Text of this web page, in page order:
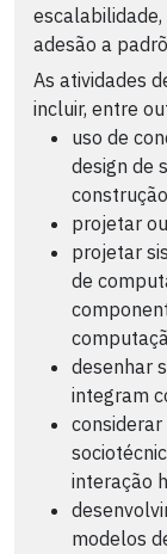
adesão a
As atividades
incluir, entre
uso de
design de
projetar
projetar
de
desenhar
integram
interação
modelos